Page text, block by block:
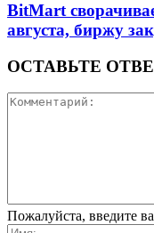
BitMart
августа, биржу
ОСТАВЬТЕ
Пожалуйста, введите